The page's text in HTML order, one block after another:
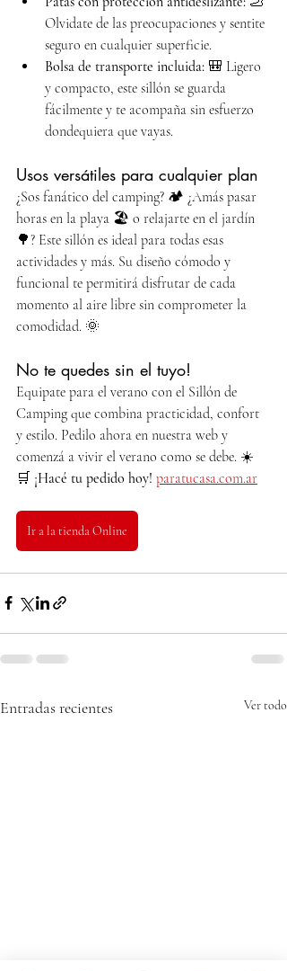
Olvidate de las preocupaciones y sentite
seguro en cualquier superficie.
Bolsa de transporte incluida: 🎒 Ligero
y compacto, este sillón se guarda
fácilmente y te acompaña sin esfuerzo
dondequiera que vayas.
Usos versátiles para cualquier plan
¿Sos fanático del camping? 🏕️ ¿Amás pasar
horas en la playa 🏖️ o relajarte en el jardín
🌳? Este sillón es ideal para todas esas
actividades y más. Su diseño cómodo y
funcional te permitirá disfrutar de cada
momento al aire libre sin comprometer la
comodidad. 🌞
No te quedes sin el tuyo!
Equipate para el verano con el Sillón de
Camping que combina practicidad, confort
y estilo. Pedilo ahora en nuestra web y
comenzá a vivir el verano como se debe. ☀️
🛒 ¡Hacé tu pedido hoy! paratucasa.com.ar
Ir a la tienda Online
Entradas recientes Ver todo